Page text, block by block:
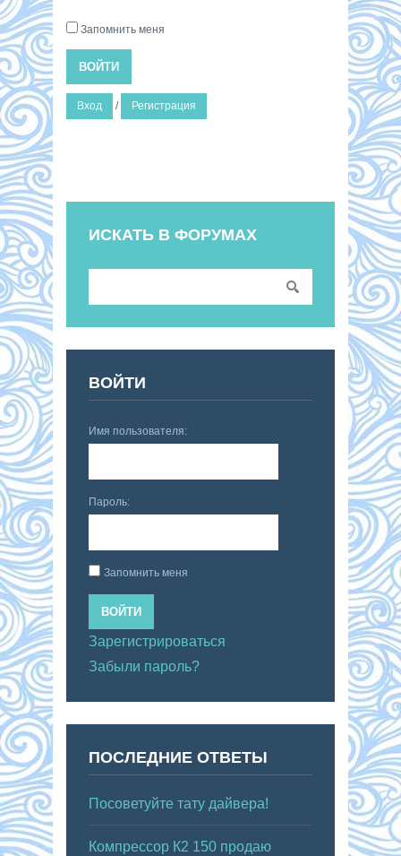
Запомнить меня
ВОЙТИ
Вход / Регистрация
ИСКАТЬ В ФОРУМАХ
ВОЙТИ
Имя пользователя:
Пароль:
Запомнить меня
ВОЙТИ
Зарегистрироваться
Забыли пароль?
ПОСЛЕДНИЕ ОТВЕТЫ
Посоветуйте тату дайвера!
Компрессор К2 150 продаю